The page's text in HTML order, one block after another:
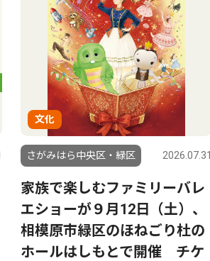
文化
さがみはら中央区・緑区 2026.07.31
家族で楽しむファミリーバレ
エショーが９月12日（土）、
相模原市緑区のほねごり杜の
ホールはしもとで開催 チケ